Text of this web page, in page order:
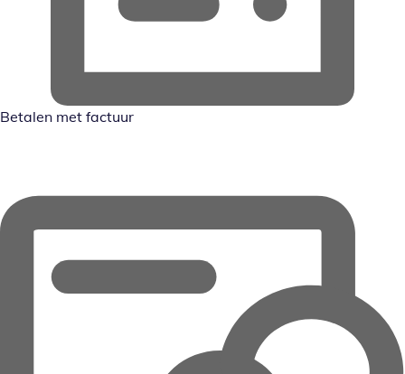
Betalen met factuur